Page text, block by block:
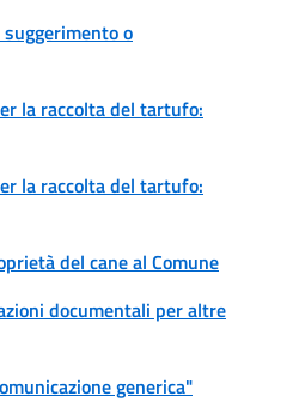
suggerimento o
la raccolta del tartufo:
la raccolta del tartufo:
del cane al Comune
documentali per altre
generica"